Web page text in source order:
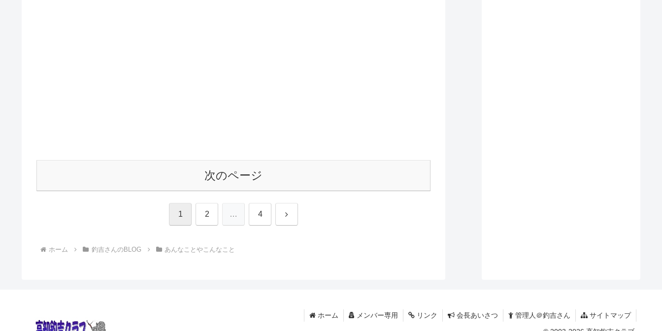
次のページ
1 2 … 4 次
ホーム 釣吉さんのBLOG あんなことやこんなこと
ホーム メンバー専用 リンク 会長あいさつ 管理人＠釣吉さん サイトマップ